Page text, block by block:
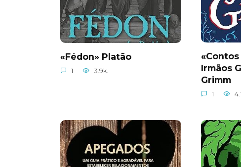
«Fédon» Platão
1 3.9k.
Irmãos
Grimm
1